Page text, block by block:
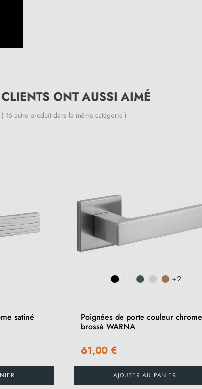
ONT AUSSI AIMÉ
( 16 autre produit dans la même catégorie )
satiné
+2
Poignées de porte couleur chrome
brossé WARNA
61,00 €
AJOUTER AU PANIER